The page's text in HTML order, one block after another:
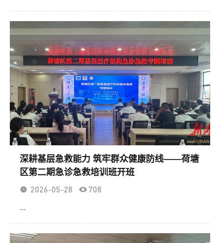
深耕基层急救能力 筑牢群众健康防线——荷塘
区第二期急诊急救培训班开班
2026-05-28 708
...